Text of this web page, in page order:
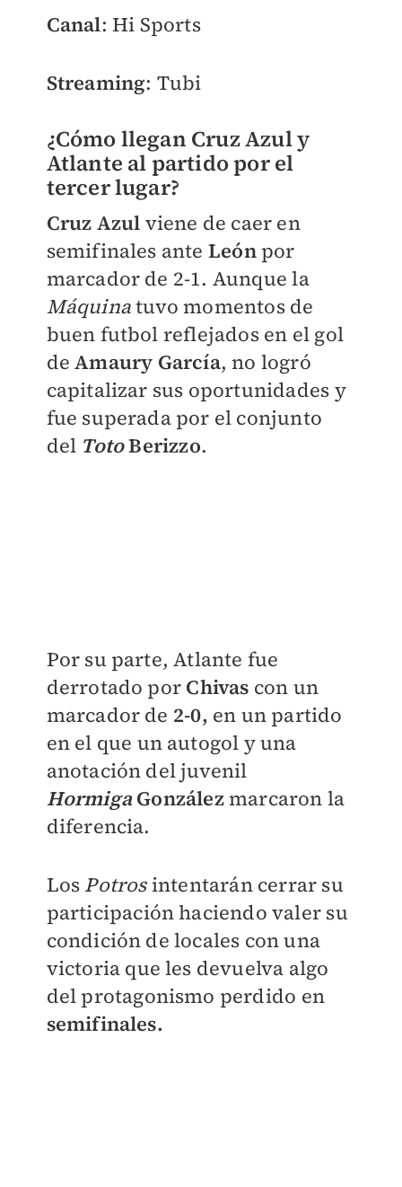
Canal: Hi Sports
Streaming: Tubi
¿Cómo llegan Cruz Azul y
Atlante al partido por el
tercer lugar?
Cruz Azul viene de caer en
semifinales ante León por
marcador de 2-1. Aunque la
Máquinatuvo momentos de
buen futbol reflejados en el gol
deAmaury García, no logró
capitalizar sus oportunidades y
fue superada por el conjunto
del TotoBerizzo.
Por su parte, Atlante fue
derrotado por Chivas con un
marcador de 2-0, en un partido
en el que un autogol y una
anotación del juvenil
HormigaGonzálezmarcaron la
diferencia.
Los Potrosintentarán cerrar su
participación haciendo valer su
condición de locales con una
victoria que les devuelva algo
del protagonismo perdido en
semifinales.